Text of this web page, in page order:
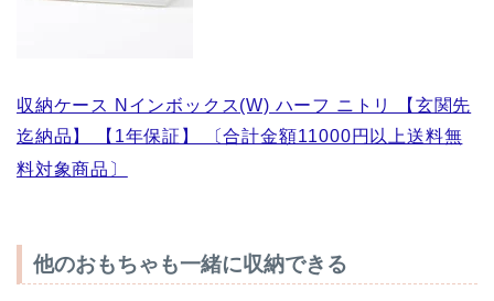
収納ケース Nインボックス(W) ハーフ ニトリ 【玄関先
迄納品】 【1年保証】 〔合計金額11000円以上送料無
料対象商品〕
他のおもちゃも一緒に収納できる